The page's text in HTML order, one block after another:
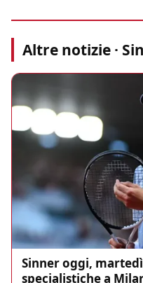
Altre notizie ·
Sinner oggi,
specialistiche a